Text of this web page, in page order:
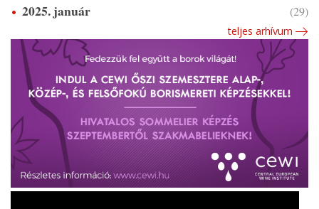
2025. január
(29)
teljes arhívum